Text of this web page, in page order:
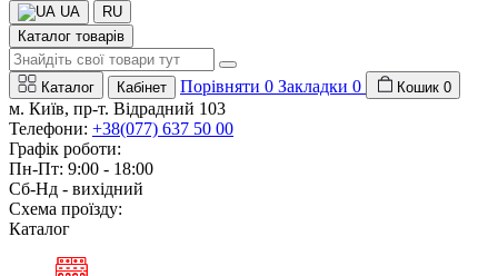
UA
RU
Каталог товарів
Каталог Кабінет Порівняти 0 Закладки 0 Кошик 0
м. Київ, пр-т. Відрадний 103
Телефони: +38(077) 637 50 00
Графік роботи:
Пн-Пт: 9:00 - 18:00
Сб-Нд - вихідний
Схема проїзду:
Каталог